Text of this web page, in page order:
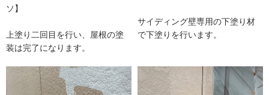
ソ】
上塗り二回目を行い、屋根の塗
装は完了になります。
サイディング壁専用の下塗り材
で下塗りを行います。